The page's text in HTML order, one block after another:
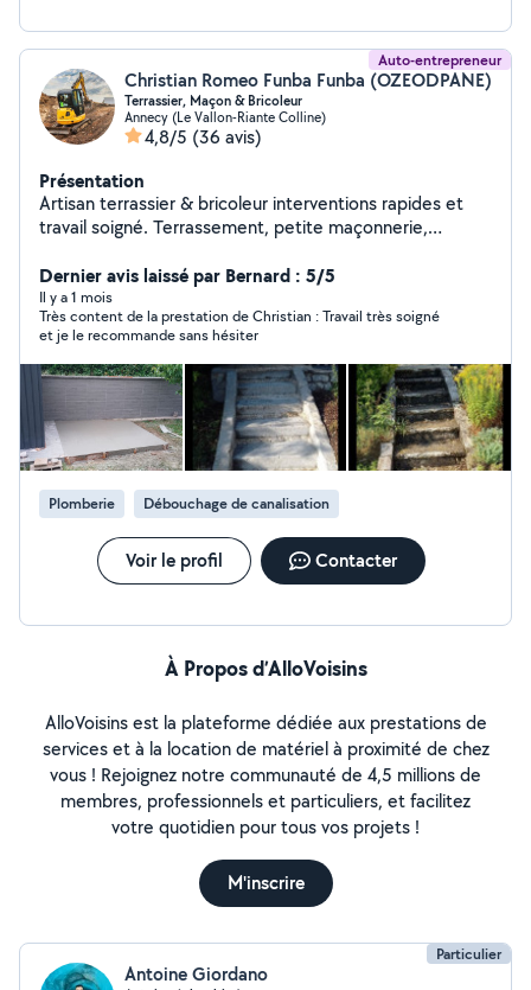
Auto-entrepreneur
Christian Romeo Funba Funba (OZEODPANE)
Terrassier, Maçon & Bricoleur
Annecy (Le Vallon-Riante Colline)
4,8/5 (36 avis)
Présentation
Artisan terrassier & bricoleur interventions rapides et
travail soigné. Terrassement, petite maçonnerie,
bricolage divers. Sérieux, ponctuel et à l'écoute, je
propose des tarifs justes, des devis clairs et des
chantiers propres. Disponible rapidement, satisfaction
garantie.
Dernier avis laissé par Bernard : 5/5
Il y a 1 mois
Très content de la prestation de Christian : Travail très soigné
et je le recommande sans hésiter
Plomberie Débouchage de canalisation
Voir le profil Contacter
À Propos d’AlloVoisins
AlloVoisins est la plateforme dédiée aux prestations de
services et à la location de matériel à proximité de chez
vous ! Rejoignez notre communauté de 4,5 millions de
membres, professionnels et particuliers, et facilitez
votre quotidien pour tous vos projets !
M'inscrire
Particulier
Antoine Giordano